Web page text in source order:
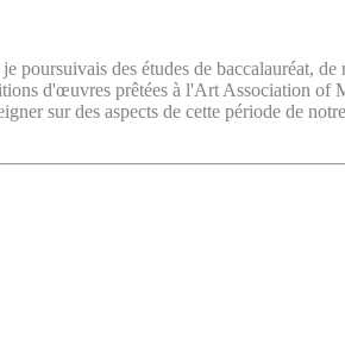
poursuivais des études de baccalauréat,
d'œuvres prêtées à l'Art Association of
sur des aspects de cette période de